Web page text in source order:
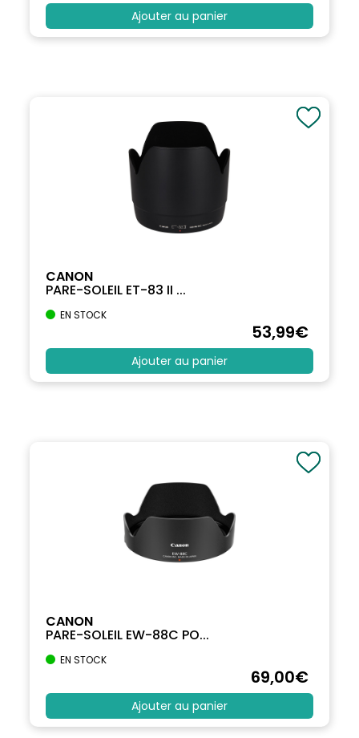
Ajouter au panier
CANON
PARE-SOLEIL ET-83 II ...
EN STOCK
53,99€
Ajouter au panier
CANON
PARE-SOLEIL EW-88C PO...
EN STOCK
69,00€
Ajouter au panier